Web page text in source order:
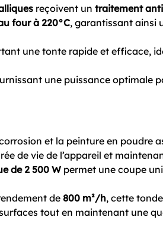
reçoivent un traitement
four à 220°C, garantissant ainsi
une tonte rapide et efficace,
une puissance optimale
et la peinture en poudre
de vie de l’appareil et
de 2 500 Wpermet une coupe
de 800 m²/h, cette
tout en maintenant une